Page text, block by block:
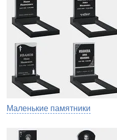
Маленькие памятники